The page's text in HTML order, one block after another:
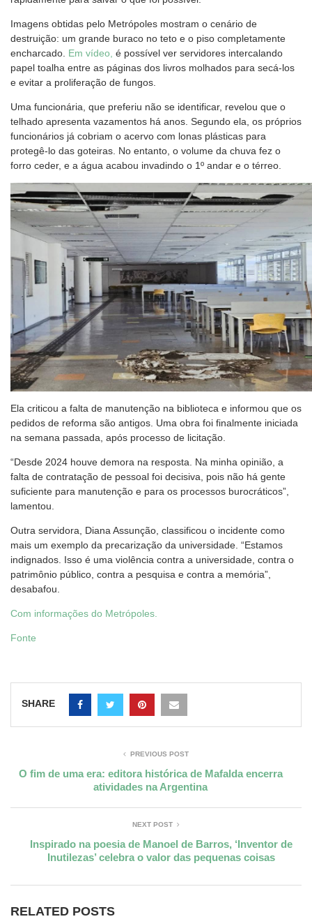
Imagens obtidas pelo Metrópoles mostram o cenário de
destruição: um grande buraco no teto e o piso completamente
encharcado. Em vídeo, é possível ver servidores intercalando
papel toalha entre as páginas dos livros molhados para secá-los
e evitar a proliferação de fungos.
Uma funcionária, que preferiu não se identificar, revelou que o
telhado apresenta vazamentos há anos. Segundo ela, os próprios
funcionários já cobriam o acervo com lonas plásticas para
protegê-lo das goteiras. No entanto, o volume da chuva fez o
forro ceder, e a água acabou invadindo o 1º andar e o térreo.
Ela criticou a falta de manutenção na biblioteca e informou que os
pedidos de reforma são antigos. Uma obra foi finalmente iniciada
na semana passada, após processo de licitação.
“Desde 2024 houve demora na resposta. Na minha opinião, a
falta de contratação de pessoal foi decisiva, pois não há gente
suficiente para manutenção e para os processos burocráticos”,
lamentou.
Outra servidora, Diana Assunção, classificou o incidente como
mais um exemplo da precarização da universidade. “Estamos
indignados. Isso é uma violência contra a universidade, contra o
patrimônio público, contra a pesquisa e contra a memória”,
desabafou.
Com informações do Metrópoles.
Fonte
SHARE
PREVIOUS POST
O fim de uma era: editora histórica de Mafalda encerra
atividades na Argentina
NEXT POST
Inspirado na poesia de Manoel de Barros, ‘Inventor de
Inutilezas’ celebra o valor das pequenas coisas
RELATED POSTS